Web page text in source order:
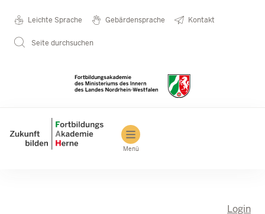
Metanavigation
Leichte Sprache Gebärdensprache Kontakt
Seite durchsuchen
Main navigation
Menü
Login